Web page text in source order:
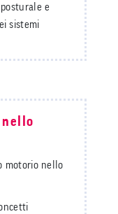
e
sistemi
nello
motorio nello